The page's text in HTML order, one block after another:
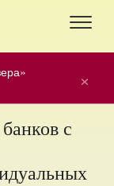
×
с